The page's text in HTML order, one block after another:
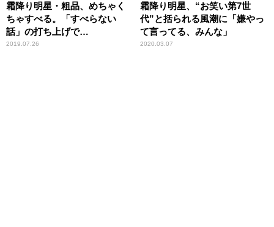
霜降り明星・粗品、めちゃく
ちゃすべる。「すべらない
話」の打ち上げで…
2019.07.26
霜降り明星、“お笑い第7世
代”と括られる風潮に「嫌やっ
て言ってる、みんな」
2020.03.07